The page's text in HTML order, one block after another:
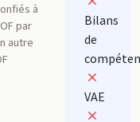
à
par
autre
Bilans
de
VAE